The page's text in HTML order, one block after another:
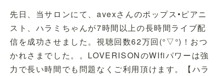
先日、当サロンにて、avexさんのポップス•ピアニ
スト、ハラミちゃんが7時間以上の長時間ライブ配
信を成功させました。視聴回数62万回(°▽°)！おつ
かれさまでした。。LOVERISONのWIfiパワーは強
力で長い時間でも問題なくご利用頂けます。【ハラ